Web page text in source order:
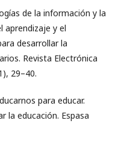
de la información y la
aprendizaje y el
desarrollar la
Revista Electrónica
29–40.
para educar.
la educación. Espasa